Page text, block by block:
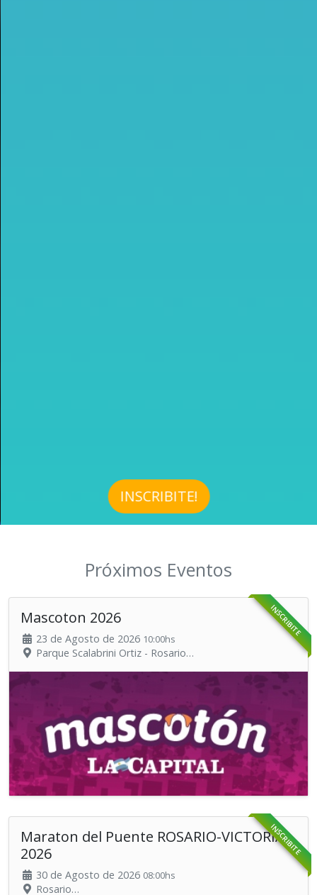
INSCRIBITE!
Próximos Eventos
INSCRIBITE
Mascoton 2026
23 de Agosto de 2026 10:00hs
Parque Scalabrini Ortiz - Rosario
INSCRIBITE
Maraton del Puente ROSARIO-VICTORIA
2026
30 de Agosto de 2026 08:00hs
Rosario